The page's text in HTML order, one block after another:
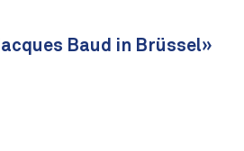
Baud in Brüssel»